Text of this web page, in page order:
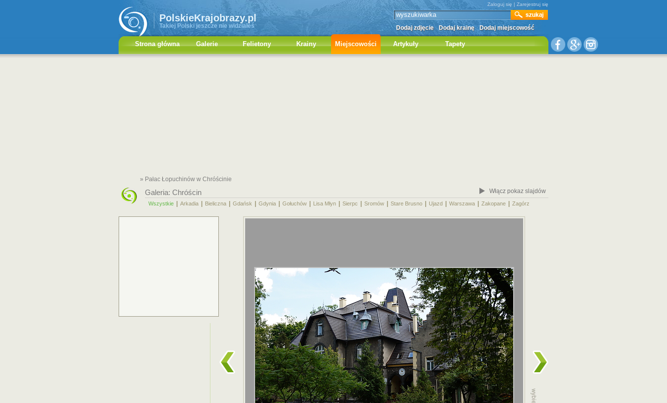
PolskieKrajobrazy.pl
Takiej Polski jeszcze nie widziałeś
Zaloguj się | Zarejestruj się
Dodaj zdjęcie Dodaj krainę Dodaj miejscowość
Strona główna Galerie Felietony Krainy Miejscowości Artykuły Tapety
» Pałac Łopuchinów w Chróścinie
Galeria: Chróścin Włącz pokaz slajdów
Wszystkie Arkadia Bieliczna Gdańsk Gdynia Gołuchów Lisa Młyn Sierpc Sromów Stare Brusno Ujazd Warszawa Zakopane Zagórz